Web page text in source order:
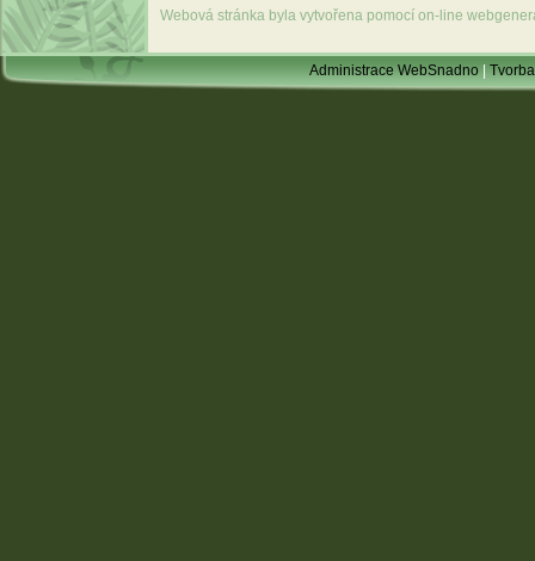
Webová stránka byla vytvořena pomocí on-line
Administrace WebSnadno|